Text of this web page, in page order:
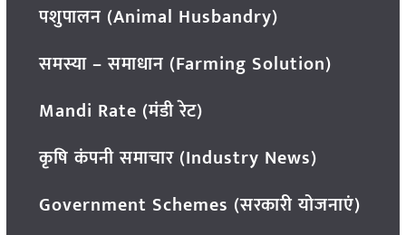
पशुपालन (Animal Husbandry)
समस्या – समाधान (Farming Solution)
Mandi Rate (मंडी रेट)
कृषि कंपनी समाचार (Industry News)
Government Schemes (सरकारी योजनाएं)